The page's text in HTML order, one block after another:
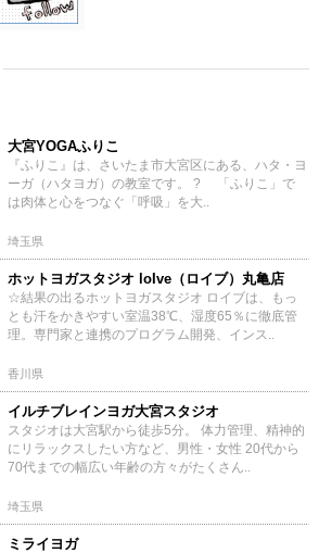
大宮YOGAふりこ
『ふりこ』は、さいたま市大宮区にある、ハタ・ヨ
ーガ（ハタヨガ）の教室です。 ? 「ふりこ」で
は肉体と心をつなぐ「呼吸」を大..
埼玉県
ホットヨガスタジオ loIve（ロイブ）丸亀店
☆結果の出るホットヨガスタジオ ロイブは、もっ
とも汗をかきやすい室温38℃、湿度65％に徹底管
理。専門家と連携のプログラム開発、インス..
香川県
イルチブレインヨガ大宮スタジオ
スタジオは大宮駅から徒歩5分。 体力管理、精神的
にリラックスしたい方など、男性・女性 20代から
70代までの幅広い年齢の方々がたくさん..
埼玉県
ミライヨガ